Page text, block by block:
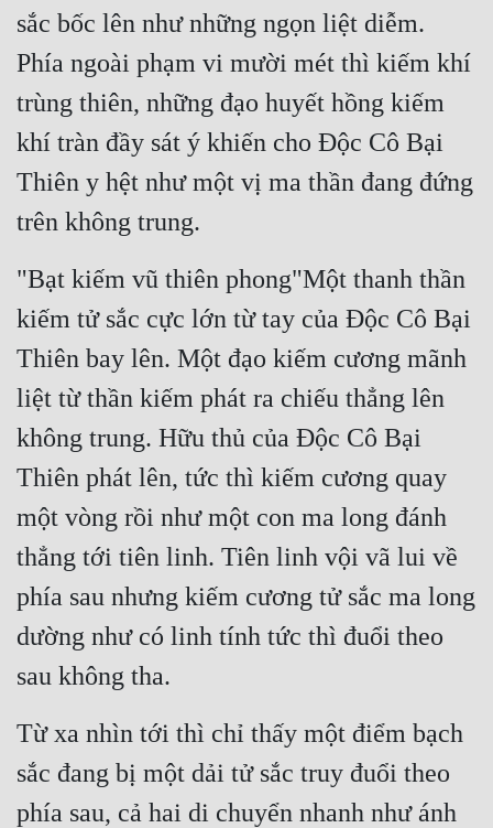
sắc bốc lên như những ngọn liệt diễm.
Phía ngoài phạm vi mười mét thì kiếm khí
trùng thiên, những đạo huyết hồng kiếm
khí tràn đầy sát ý khiến cho Độc Cô Bại
Thiên y hệt như một vị ma thần đang đứng
trên không trung.
"Bạt kiếm vũ thiên phong"Một thanh thần
kiếm tử sắc cực lớn từ tay của Độc Cô Bại
Thiên bay lên. Một đạo kiếm cương mãnh
liệt từ thần kiếm phát ra chiếu thẳng lên
không trung. Hữu thủ của Độc Cô Bại
Thiên phát lên, tức thì kiếm cương quay
một vòng rồi như một con ma long đánh
thẳng tới tiên linh. Tiên linh vội vã lui về
phía sau nhưng kiếm cương tử sắc ma long
dường như có linh tính tức thì đuổi theo
sau không tha.
Từ xa nhìn tới thì chỉ thấy một điểm bạch
sắc đang bị một dải tử sắc truy đuổi theo
phía sau, cả hai di chuyển nhanh như ánh